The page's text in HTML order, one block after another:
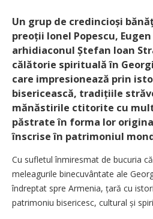
Un grup de credincioși
preoții Ionel Popescu, Eugen
arhidiaconul Ștefan Ioan
călătorie spirituală în
care impresionează prin
bisericească, tradițiile
mănăstirile ctitorite cu
păstrate în forma lor
înscrise în patrimoniul
Cu sufletul înmiresmat de bucuria
meleagurile binecuvântate ale
îndreptat spre Armenia, țară cu
patrimoniu bisericesc, cultural și